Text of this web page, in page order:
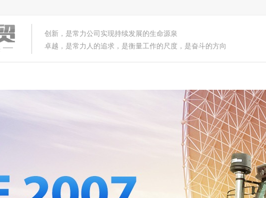
创新，是常力公司实现持续发展的生命源泉
卓越，是常力人的追求，是衡量工作的尺度，是奋斗的方向